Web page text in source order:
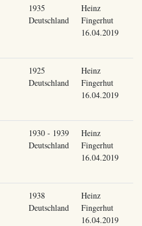
1935
Deutschland
Heinz
Fingerhut
16.04.2019
1925
Deutschland
Heinz
Fingerhut
16.04.2019
1930 - 1939
Deutschland
Heinz
Fingerhut
16.04.2019
1938
Deutschland
Heinz
Fingerhut
16.04.2019